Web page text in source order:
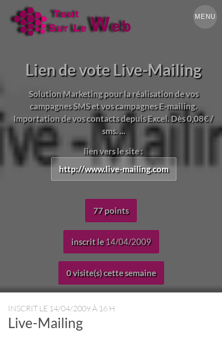
MENU
Lien de vote Live-Mailing
Solution Marketing pour la réalisation de vos
campagnes SMS et vos campagnes E-mailing.
Importation de vos contacts depuis Excel. Dès 0,08€ /
sms. ...
lien vers le site :
http://www.live-mailing.com
77 points
inscrit le14/04/2009
0 visite(s) cette semaine
INSCRIT LE 14/04/2009 À 16 H
Live-Mailing